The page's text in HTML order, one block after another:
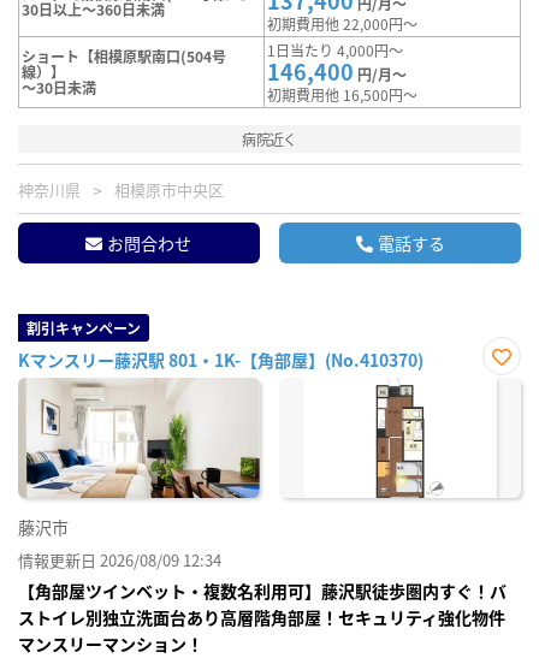
30日以上～360日未満
初期費用他 22,000円～
ショート【相模原駅南口(504号
線）】
～30日未満
1日当たり 4,000円～
146,400 円/月～
初期費用他 16,500円～
病院近く
神奈川県 相模原市中央区
お問合わせ 電話する
割引キャンペーン
Kマンスリー藤沢駅 801・1K-【角部屋】(No.410370)
お気
藤沢市
情報更新日 2026/08/09 12:34
【角部屋ツインベット・複数名利用可】藤沢駅徒歩圏内すぐ！バ
ストイレ別独立洗面台あり高層階角部屋！セキュリティ強化物件
マンスリーマンション！